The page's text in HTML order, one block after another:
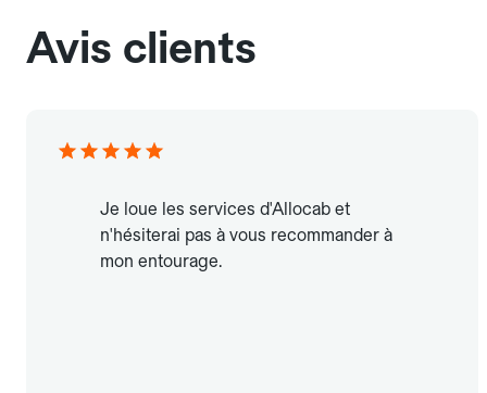
Avis clients
Je loue les services d'Allocab et
n'hésiterai pas à vous recommander à
mon entourage.